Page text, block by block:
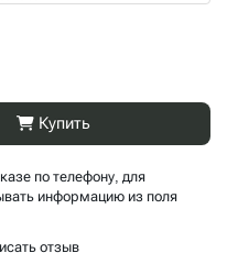
Купить
по телефону, для
информацию из поля
отзыв